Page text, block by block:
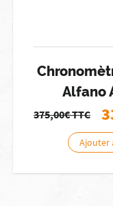
Alfano
375,00€TTC
Ajouter